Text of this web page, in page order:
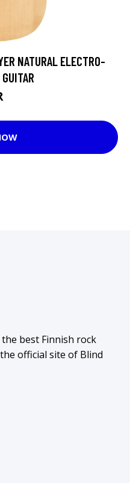
NATURAL ELECTRO-
best Finnish rock
official site of Blind